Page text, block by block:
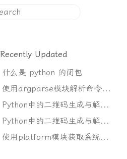
Recently Updated
什么是 python 的闭包
使用argparse模块解析命令行参数
Python中的二维码生成与解析（花里胡哨）
Python中的二维码生成与解析（基础使用）
使用platform模块获取系统信息